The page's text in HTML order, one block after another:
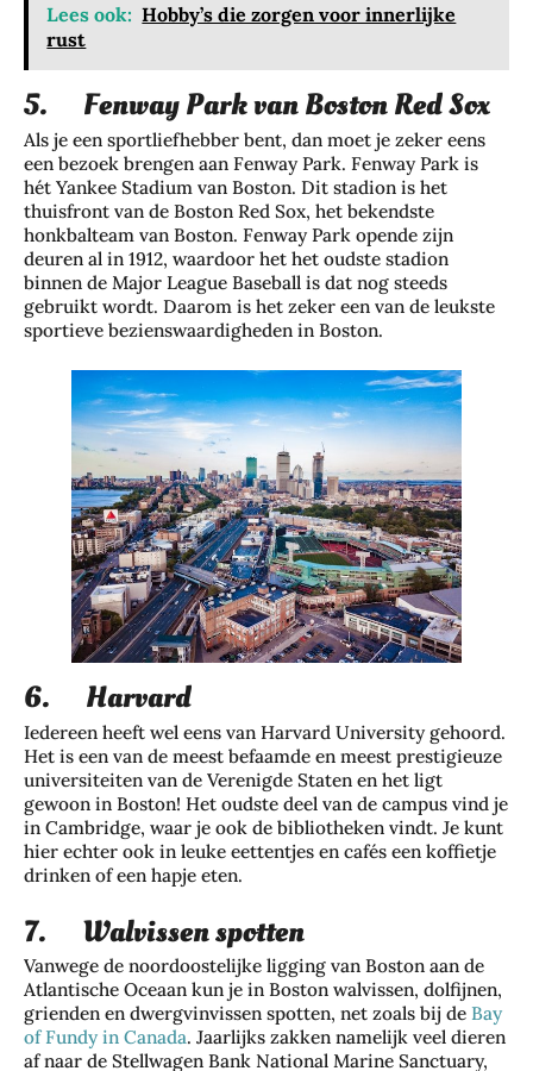
Lees ook: Hobby’s die zorgen voor innerlijke
rust
5. Fenway Park van Boston Red Sox
Als je een sportliefhebber bent, dan moet je zeker eens
een bezoek brengen aan Fenway Park. Fenway Park is
hét Yankee Stadium van Boston. Dit stadion is het
thuisfront van de Boston Red Sox, het bekendste
honkbalteam van Boston. Fenway Park opende zijn
deuren al in 1912, waardoor het het oudste stadion
binnen de Major League Baseball is dat nog steeds
gebruikt wordt. Daarom is het zeker een van de leukste
sportieve bezienswaardigheden in Boston.
6. Harvard
Iedereen heeft wel eens van Harvard University gehoord.
Het is een van de meest befaamde en meest prestigieuze
universiteiten van de Verenigde Staten en het ligt
gewoon in Boston! Het oudste deel van de campus vind je
in Cambridge, waar je ook de bibliotheken vindt. Je kunt
hier echter ook in leuke eettentjes en cafés een koffietje
drinken of een hapje eten.
7. Walvissen spotten
Vanwege de noordoostelijke ligging van Boston aan de
Atlantische Oceaan kun je in Boston walvissen, dolfijnen,
grienden en dwergvinvissen spotten, net zoals bij de Bay
of Fundy in Canada. Jaarlijks zakken namelijk veel dieren
af naar de Stellwagen Bank National Marine Sanctuary,